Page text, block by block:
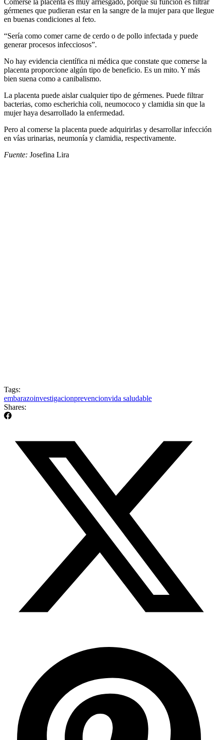
Comerse la placenta es muy arriesgado, porque su función es filtrar
gérmenes que pudieran estar en la sangre de la mujer para que llegue
en buenas condiciones al feto.
“Sería como comer carne de cerdo o de pollo infectada y puede
generar procesos infecciosos”.
No hay evidencia científica ni médica que constate que comerse la
placenta proporcione algún tipo de beneficio. Es un mito. Y más
bien suena como a canibalismo.
La placenta puede aislar cualquier tipo de gérmenes. Puede filtrar
bacterias, como escherichia coli, neumococo y clamidia sin que la
mujer haya desarrollado la enfermedad.
Pero al comerse la placenta puede adquirirlas y desarrollar infección
en vías urinarias, neumonía y clamidia, respectivamente.
Fuente: Josefina Lira
Tags:
embarazoinvestigacionprevencionvida saludable
Shares: